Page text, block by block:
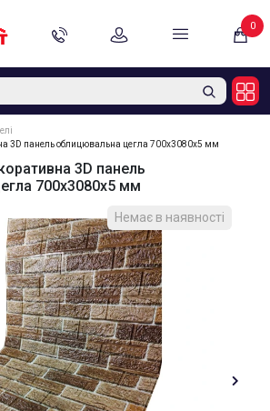
0
3D панель облицювальна цегла 700x3080x5 мм
3D панель
700x3080x5 мм
Немає в наявності